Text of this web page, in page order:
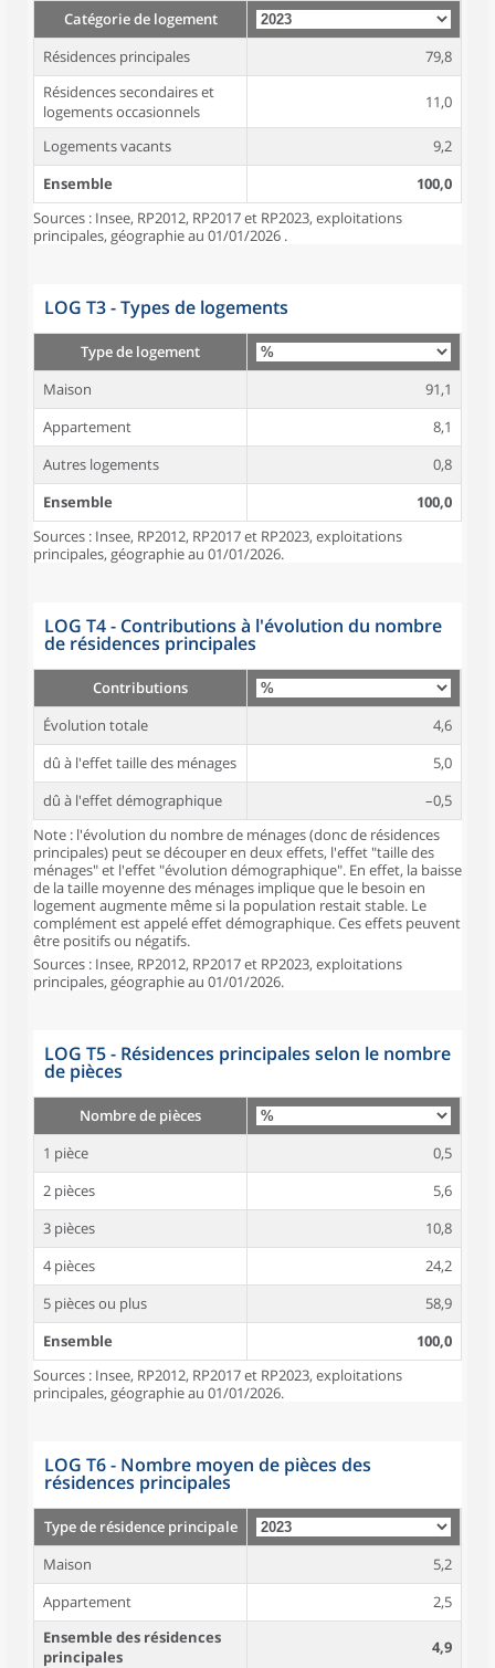
Catégorie de logement
Résidences principales
79,8
Résidences secondaires et
logements occasionnels
11,0
Logements vacants
9,2
Ensemble
100,0
Sources : Insee, RP2012, RP2017 et RP2023, exploitations
principales, géographie au 01/01/2026 .
LOG T3 - Types de logements
Type de logement
Maison
91,1
Appartement
8,1
Autres logements
0,8
Ensemble
100,0
Sources : Insee, RP2012, RP2017 et RP2023, exploitations
principales, géographie au 01/01/2026.
LOG T4 - Contributions à l'évolution du nombre
de résidences principales
Contributions
Évolution totale
4,6
dû à l'effet taille des ménages
5,0
dû à l'effet démographique
–0,5
Note : l'évolution du nombre de ménages (donc de résidences
principales) peut se découper en deux effets, l'effet "taille des
ménages" et l'effet "évolution démographique". En effet, la baisse
de la taille moyenne des ménages implique que le besoin en
logement augmente même si la population restait stable. Le
complément est appelé effet démographique. Ces effets peuvent
être positifs ou négatifs.
Sources : Insee, RP2012, RP2017 et RP2023, exploitations
principales, géographie au 01/01/2026.
LOG T5 - Résidences principales selon le nombre
de pièces
Nombre de pièces
1 pièce
0,5
2 pièces
5,6
3 pièces
10,8
4 pièces
24,2
5 pièces ou plus
58,9
Ensemble
100,0
Sources : Insee, RP2012, RP2017 et RP2023, exploitations
principales, géographie au 01/01/2026.
LOG T6 - Nombre moyen de pièces des
résidences principales
Type de résidence principale
Maison
5,2
Appartement
2,5
Ensemble des résidences
principales
4,9